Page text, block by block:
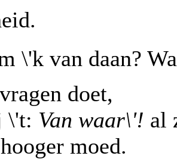

\'k van daan?
doet,
\'t: Van waar\'! al
moed.